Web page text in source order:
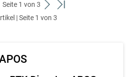
Seite 1 von 3
weiter
zum
zum
| Seite 1 von 3